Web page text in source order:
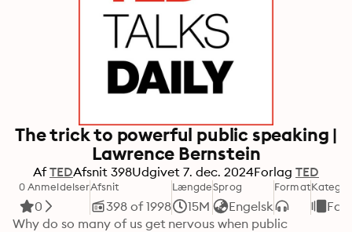
The trick to powerful public speaking |
Lawrence Bernstein
Af TEDAfsnit 398Udgivet 7. dec. 2024Forlag TED
0 Anmeldelser
0
Afsnit
398 of 1998
Længde
15M
Sprog
Engelsk
Format
Why do so many of us get nervous when public